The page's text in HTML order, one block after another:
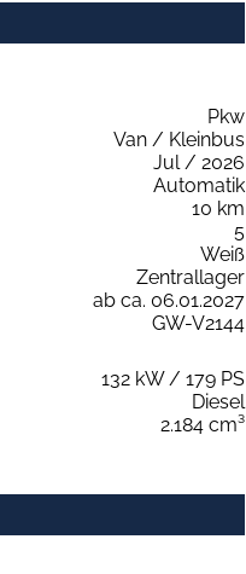
Pkw
Van / Kleinbus
Jul / 2026
Automatik
10 km
5
Weiß
Zentrallager
ab ca. 06.01.2027
GW-V2144
132 kW / 179 PS
Diesel
2.184 cm³